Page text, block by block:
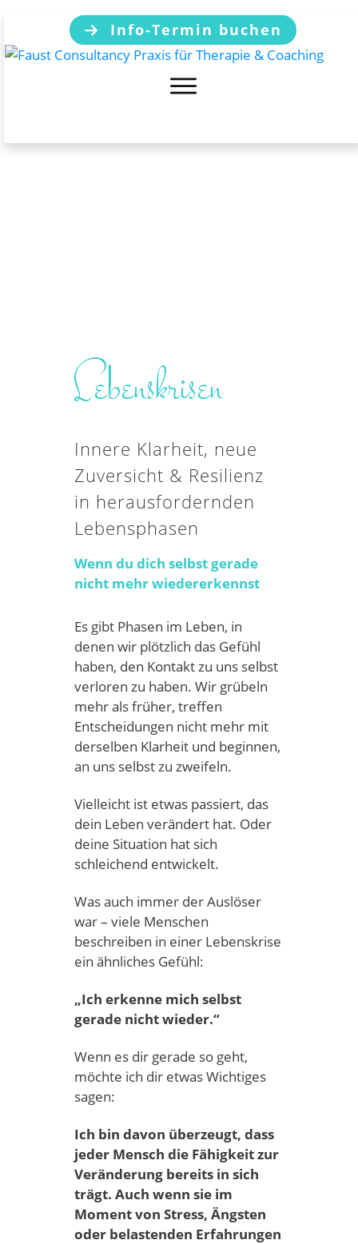
Info-Termin buchen
Lebenskrisen
Innere Klarheit, neue
Zuversicht & Resilienz
in herausfordernden
Lebensphasen
Wenn du dich selbst gerade
nicht mehr wiedererkennst
Es gibt Phasen im Leben, in
denen wir plötzlich das Gefühl
haben, den Kontakt zu uns selbst
verloren zu haben. Wir grübeln
mehr als früher, treffen
Entscheidungen nicht mehr mit
derselben Klarheit und beginnen,
an uns selbst zu zweifeln.
Vielleicht ist etwas passiert, das
dein Leben verändert hat. Oder
deine Situation hat sich
schleichend entwickelt.
Was auch immer der Auslöser
war – viele Menschen
beschreiben in einer Lebenskrise
ein ähnliches Gefühl:
„Ich erkenne mich selbst
gerade nicht wieder.“
Wenn es dir gerade so geht,
möchte ich dir etwas Wichtiges
sagen:
Ich bin davon überzeugt, dass
jeder Mensch die Fähigkeit zur
Veränderung bereits in sich
trägt. Auch wenn sie im
Moment von Stress, Ängsten
oder belastenden Erfahrungen